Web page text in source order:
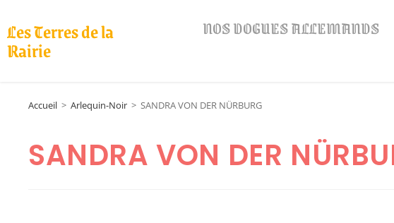
Les Terres de la
Rairie
NOS DOGUES ALLEMANDS
Accueil > Arlequin-Noir > SANDRA VON DER NÜRBURG
SANDRA VON DER